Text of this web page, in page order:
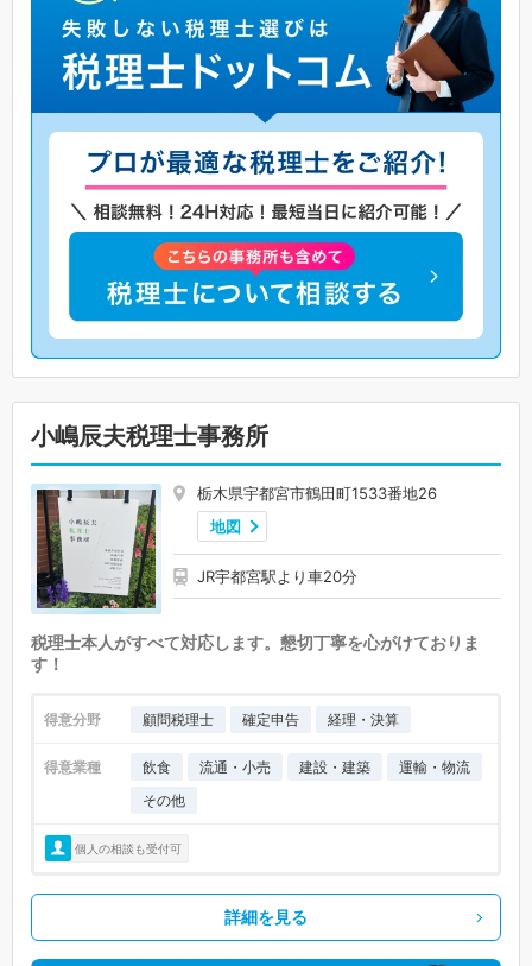
小嶋辰夫税理士事務所
栃木県宇都宮市鶴田町1533番地26
地図
JR宇都宮駅より車20分
税理士本人がすべて対応します。懇切丁寧を心がけておりま
す！
得意分野 顧問税理士 確定申告 経理・決算
得意業種 飲食 流通・小売 建設・建築
運輸・物流
その他
個人の相談も受付可
詳細を見る